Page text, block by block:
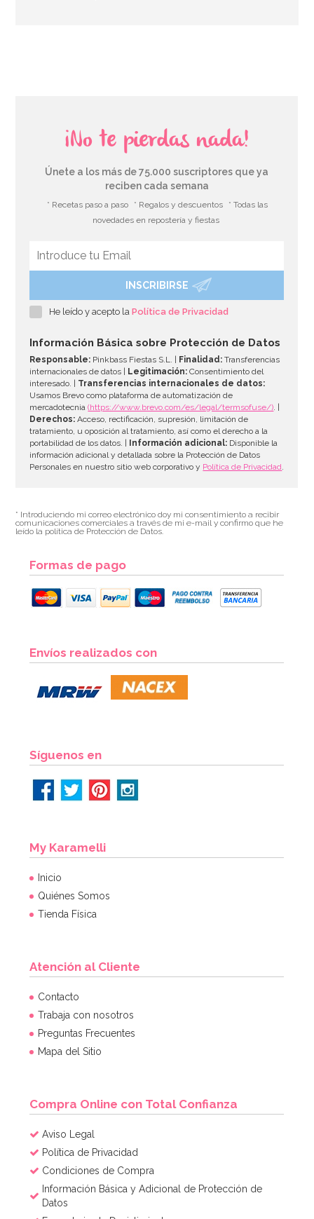
¡No te pierdas nada!
Únete a los más de 75.000 suscriptores que ya
reciben cada semana
* Recetas paso a paso * Regalos y descuentos
* Todas las
novedades en repostería y fiestas
INSCRIBIRSE
He leído y acepto laPolítica de Privacidad
Información Básica sobre Protección de Datos
Responsable: Pinkbass Fiestas S.L. | Finalidad: Transferencias
internacionales de datos |
Legitimación: Consentimiento del
interesado. | Transferencias internacionales de datos:
Usamos Brevo como plataforma de automatización de
mercadotecnia(https://www.brevo.com/es/legal/termsofuse/). |
Derechos: Acceso, rectificación, supresión, limitación de
tratamiento, u oposición al tratamiento, así como el derecho a la
portabilidad de los datos. |
Información adicional: Disponible la
información adicional y detallada sobre la Protección de Datos
Personales en nuestro sitio web corporativo y Política de Privacidad.
* Introduciendo mi correo electrónico doy mi consentimiento a recibir
comunicaciones comerciales a través de mi e-mail y confirmo que he
leído la política de Protección de Datos.
Formas de pago
Envíos realizados con
Síguenos en
My Karamelli
Inicio
Quiénes Somos
Tienda Física
Atención al Cliente
Contacto
Trabaja con nosotros
Preguntas Frecuentes
Mapa del Sitio
Compra Online con Total Confianza
Aviso Legal
Política de Privacidad
Condiciones de Compra
Información Básica y Adicional de Protección de
Datos